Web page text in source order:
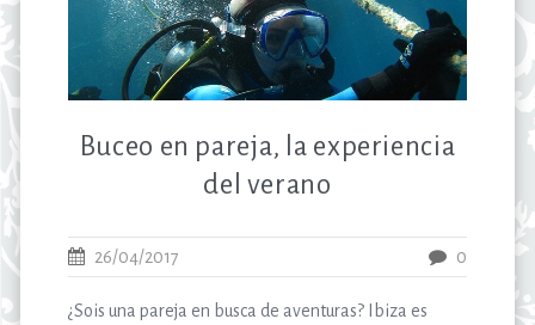
Buceo en pareja, la experiencia
del verano
26/04/2017 0
¿Sois una pareja en busca de aventuras? Ibiza es